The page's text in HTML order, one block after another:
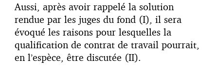
Aussi, après avoir rappelé la solution
rendue par les juges du fond (I), il sera
évoqué les raisons pour lesquelles la
qualification de contrat de travail pourrait,
en l’espèce, être discutée (II).